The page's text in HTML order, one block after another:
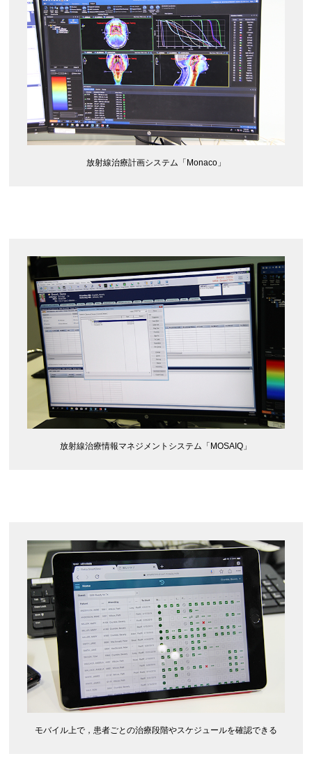
放射線治療計画システム「Monaco」
放射線治療情報マネジメントシステム「MOSAIQ」
モバイル上で，患者ごとの治療段階やスケジュールを確認できる